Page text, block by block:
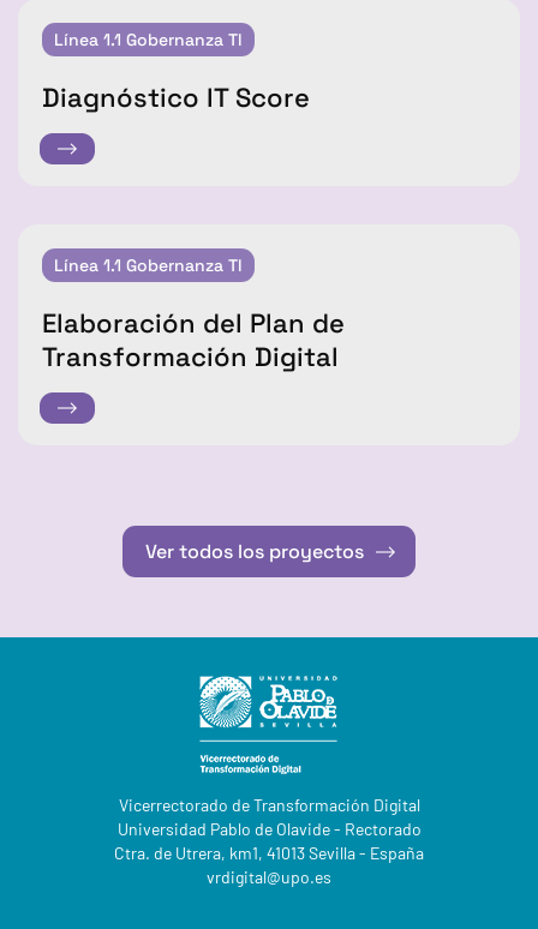
Línea 1.1 Gobernanza Tl
Diagnóstico IT Score
Línea 1.1 Gobernanza Tl
Elaboración del Plan de
Transformación Digital
Ver todos los proyectos
Vicerrectorado de Transformación Digital
Universidad Pablo de Olavide - Rectorado
Ctra. de Utrera, km1, 41013 Sevilla - España
vrdigital@upo.es